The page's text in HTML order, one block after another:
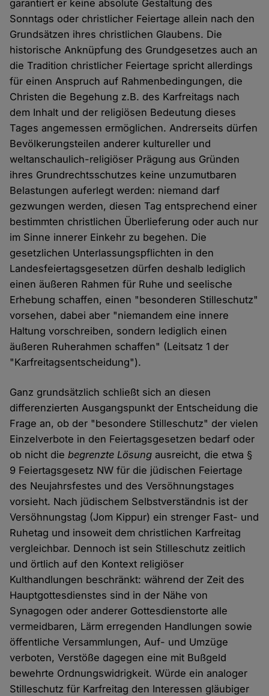
garantiert er keine absolute Gestaltung des
Sonntags oder christlicher Feiertage allein nach den
Grundsätzen ihres christlichen Glaubens. Die
historische Anknüpfung des Grundgesetzes auch an
die Tradition christlicher Feiertage spricht allerdings
für einen Anspruch auf Rahmenbedingungen, die
Christen die Begehung z.B. des Karfreitags nach
dem Inhalt und der religiösen Bedeutung dieses
Tages angemessen ermöglichen. Andrerseits dürfen
Bevölkerungsteilen anderer kultureller und
weltanschaulich-religiöser Prägung aus Gründen
ihres Grundrechtsschutzes keine unzumutbaren
Belastungen auferlegt werden: niemand darf
gezwungen werden, diesen Tag entsprechend einer
bestimmten christlichen Überlieferung oder auch nur
im Sinne innerer Einkehr zu begehen. Die
gesetzlichen Unterlassungspflichten in den
Landesfeiertagsgesetzen dürfen deshalb lediglich
einen äußeren Rahmen für Ruhe und seelische
Erhebung schaffen, einen "besonderen Stilleschutz"
vorsehen, dabei aber "niemandem eine innere
Haltung vorschreiben, sondern lediglich einen
äußeren Ruherahmen schaffen" (Leitsatz 1 der
"Karfreitagsentscheidung").
Ganz grundsätzlich schließt sich an diesen
differenzierten Ausgangspunkt der Entscheidung die
Frage an, ob der "besondere Stilleschutz" der vielen
Einzelverbote in den Feiertagsgesetzen bedarf oder
ob nicht diebegrenzte Lösung ausreicht, die etwa §
9 Feiertagsgesetz NW für die jüdischen Feiertage
des Neujahrsfestes und des Versöhnungstages
vorsieht. Nach jüdischem Selbstverständnis ist der
Versöhnungstag (Jom Kippur) ein strenger Fast- und
Ruhetag und insoweit dem christlichen Karfreitag
vergleichbar. Dennoch ist sein Stilleschutz zeitlich
und örtlich auf den Kontext religiöser
Kulthandlungen beschränkt: während der Zeit des
Hauptgottesdienstes sind in der Nähe von
Synagogen oder anderer Gottesdienstorte alle
vermeidbaren, Lärm erregenden Handlungen sowie
öffentliche Versammlungen, Auf- und Umzüge
verboten, Verstöße dagegen eine mit Bußgeld
bewehrte Ordnungswidrigkeit. Würde ein analoger
Stilleschutz für Karfreitag den Interessen gläubiger